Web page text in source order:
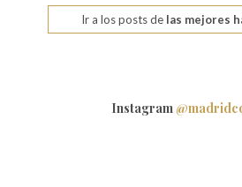
Ir a los posts delas mejores
Instagram